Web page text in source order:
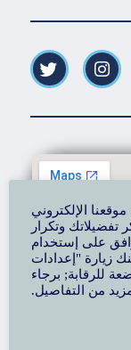
الإلكتروني
تفضيلاتك وتكرار
على إستخدام
زيارة "إعدادات
للرقابة; برجاء
من التفاصيل.